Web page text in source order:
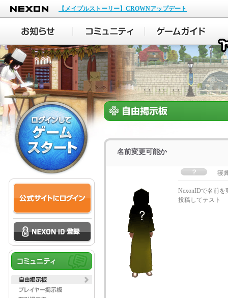
NEXON
【メイプルストーリー】CROWNアップデート
名前変更可能か
寝
NexonIDで名前を
投稿してテスト